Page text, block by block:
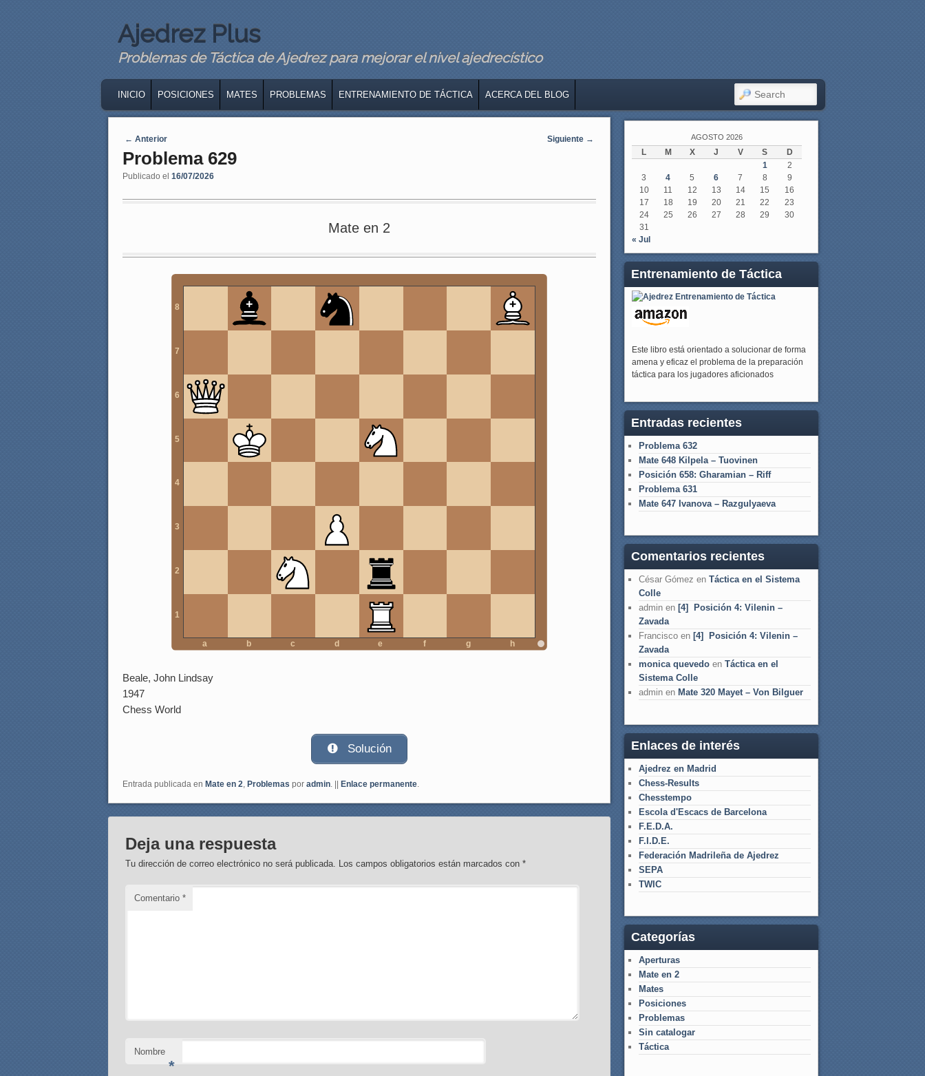
Ajedrez Plus
Problemas de Táctica de Ajedrez para mejorar el nivel ajedrecístico
SKIP TO PRIMARY CONTENT
SKIP TO SECONDARY CONTENT
INICIO POSICIONES MATES PROBLEMAS ENTRENAMIENTO DE TÁCTICA ACERCA DEL BLOG SEARCH
Navegaci�n de entradas
← Anterior Siguiente →
Problema 629
Publicado el 16/07/2026
Mate en 2
8
7
6
5
4
3
2
1
a b c d e f g h
Beale, John Lindsay
1947
Chess World
Solución
Entrada publicada en Mate en 2, Problemas por admin. || Enlace permanente.
Deja una respuesta
Tu dirección de correo electrónico no será publicada. Los campos obligatorios están marcados con*
Comentario*
Nombre
*
AGOSTO 2026
L M X J V S
D
1
2
3
4 5 6 7 8
9
10
11 12 13 14 15
16
17
18 19 20 21 22
23
24
25 26 27 28 29
30
31
« Jul
Entrenamiento de Táctica
Este libro está orientado a solucionar de forma
amena y eficaz el problema de la preparación
táctica para los jugadores aficionados
Entradas recientes
Problema 632
Mate 648 Kilpela – Tuovinen
Posición 658: Gharamian – Riff
Problema 631
Mate 647 Ivanova – Razgulyaeva
Comentarios recientes
César Gómez en Táctica en el Sistema
Colle
admin en [4] Posición 4: Vilenin –
Zavada
Francisco en [4] Posición 4: Vilenin –
Zavada
monica quevedo en Táctica en el
Sistema Colle
admin en Mate 320 Mayet – Von Bilguer
Enlaces de interés
Ajedrez en Madrid
Chess-Results
Chesstempo
Escola d'Escacs de Barcelona
F.E.D.A.
F.I.D.E.
Federación Madrileña de Ajedrez
SEPA
TWIC
Categorías
Aperturas
Mate en 2
Mates
Posiciones
Problemas
Sin catalogar
Táctica